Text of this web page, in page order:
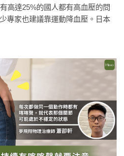
高達25%的國人都有高血壓的問
專家也建議靠運動降血壓。日本